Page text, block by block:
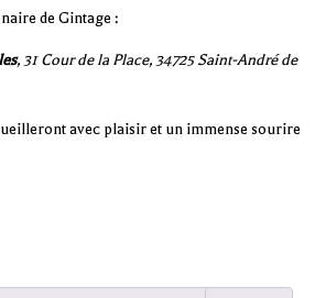
de Gintage :
, 31 Cour de la Place, 34725 Saint-André de
avec plaisir et un immense sourire